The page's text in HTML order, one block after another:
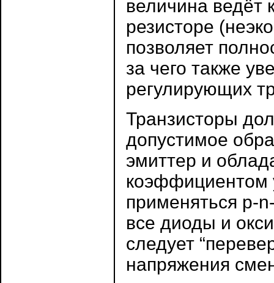
величина ведёт
резисторе
позволяет
за чего также
регулирующих
Транзисторы
допустимое
эмиттер и
коэффициентом
применяться p-
все диоды и
следует
напряжения